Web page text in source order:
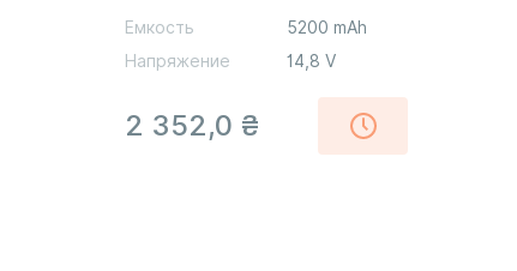
Емкость
5200 mAh
Напряжение
14,8 V
2 352,0 ₴